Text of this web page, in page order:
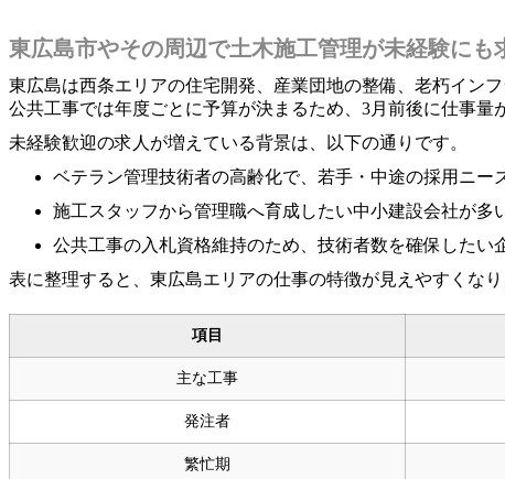
東広島市やその周辺で土木施工管理が未経験に
東広島は西条エリアの住宅開発、産業団地の整備、老朽イン
公共工事では年度ごとに予算が決まるため、3月前後に仕事量
未経験歓迎の求人が増えている背景は、以下の通りです。
ベテラン管理技術者の高齢化で、若手・中途の採用ニー
施工スタッフから管理職へ育成したい中小建設会社が多
公共工事の入札資格維持のため、技術者数を確保したい
表に整理すると、東広島エリアの仕事の特徴が見えやすくなり
項目
主な工事
発注者
繁忙期